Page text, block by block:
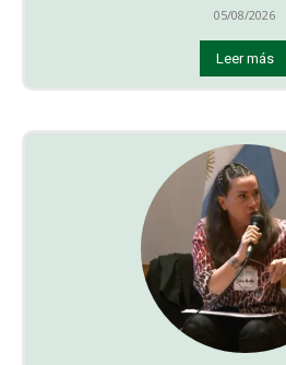
05/08/2026
Leer más